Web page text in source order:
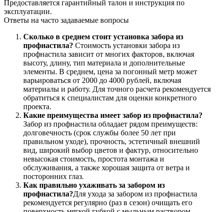
Предоставляется гарантийный талон и инструкция по
эксплуатации.
Ответы на часто задаваемые вопросы
Сколько в среднем стоит установка забора из
профнастила? Стоимость установки забора из
профнастила зависит от многих факторов, включая
высоту, длину, тип материала и дополнительные
элементы. В среднем, цена за погонный метр может
варьироваться от 2000 до 4000 рублей, включая
материалы и работу. Для точного расчета рекомендуется
обратиться к специалистам для оценки конкретного
проекта.
Какие преимущества имеет забор из профнастила?
Забор из профнастила обладает рядом преимуществ:
долговечность (срок службы более 50 лет при
правильном уходе), прочность, эстетичный внешний
вид, широкий выбор цветов и фактур, относительно
невысокая стоимость, простота монтажа и
обслуживания, а также хорошая защита от ветра и
посторонних глаз.
Как правильно ухаживать за забором из
профнастила?Для ухода за забором из профнастила
рекомендуется регулярно (раз в сезон) очищать его